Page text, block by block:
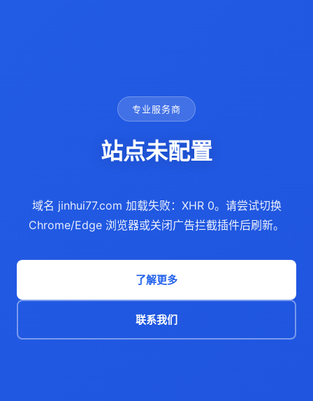
专业服务商
站点未配置
域名 jinhui77.com 加载失败：XHR 0。请尝试切换
Chrome/Edge 浏览器或关闭广告拦截插件后刷新。
了解更多
联系我们